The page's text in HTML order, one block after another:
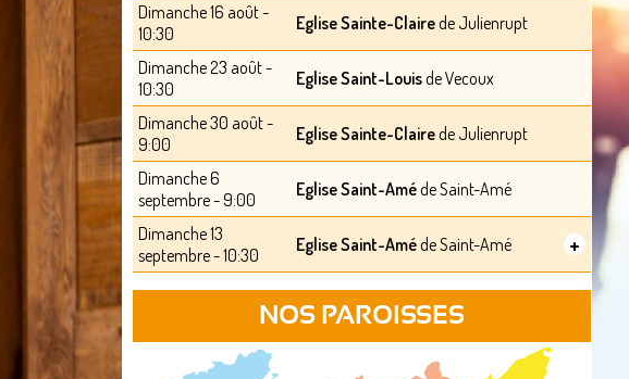
Dimanche 16 août -
10:30
Eglise Sainte-Clairede Julienrupt
Dimanche 23 août -
10:30
Eglise Saint-Louisde Vecoux
Dimanche 30 août -
9:00
Eglise Sainte-Clairede Julienrupt
Dimanche 6
septembre - 9:00
Eglise Saint-Améde Saint-Amé
Dimanche 13
septembre - 10:30
Eglise Saint-Améde Saint-Amé +
NOS PAROISSES